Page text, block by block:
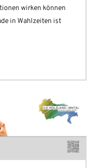
wirken können
in Wahlzeiten ist